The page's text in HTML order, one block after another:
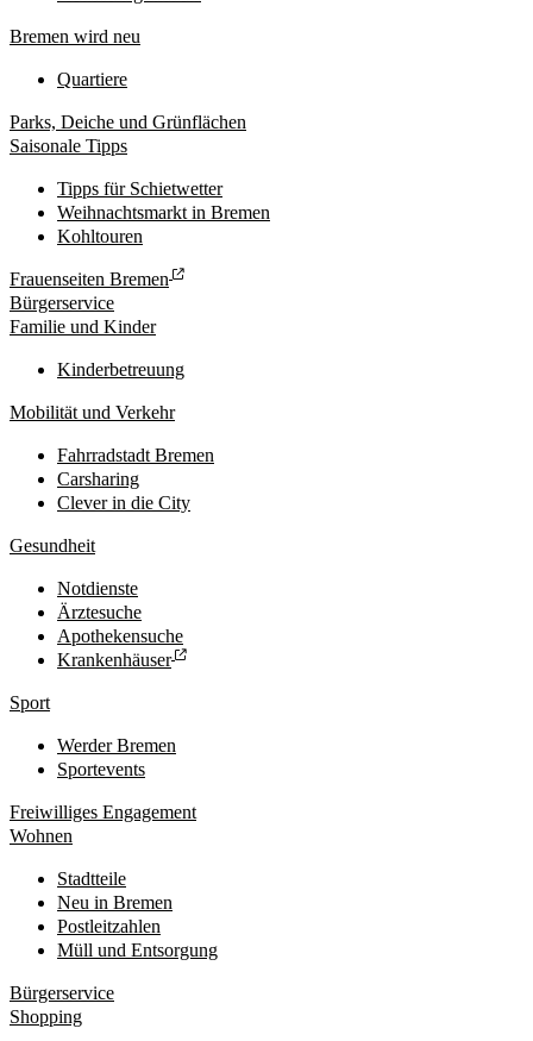
Bremen wird neu
Quartiere
Parks, Deiche und Grünflächen
Saisonale Tipps
Tipps für Schietwetter
Weihnachtsmarkt in Bremen
Kohltouren
Frauenseiten Bremen
Bürgerservice
Familie und Kinder
Kinderbetreuung
Mobilität und Verkehr
Fahrradstadt Bremen
Carsharing
Clever in die City
Gesundheit
Notdienste
Ärztesuche
Apothekensuche
Krankenhäuser
Sport
Werder Bremen
Sportevents
Freiwilliges Engagement
Wohnen
Stadtteile
Neu in Bremen
Postleitzahlen
Müll und Entsorgung
Bürgerservice
Shopping